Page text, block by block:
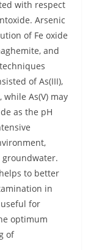
with respect
Arsenic
of Fe oxide
and
of As(III),
As(V) may
as the pH
to better
in
for
optimum
of